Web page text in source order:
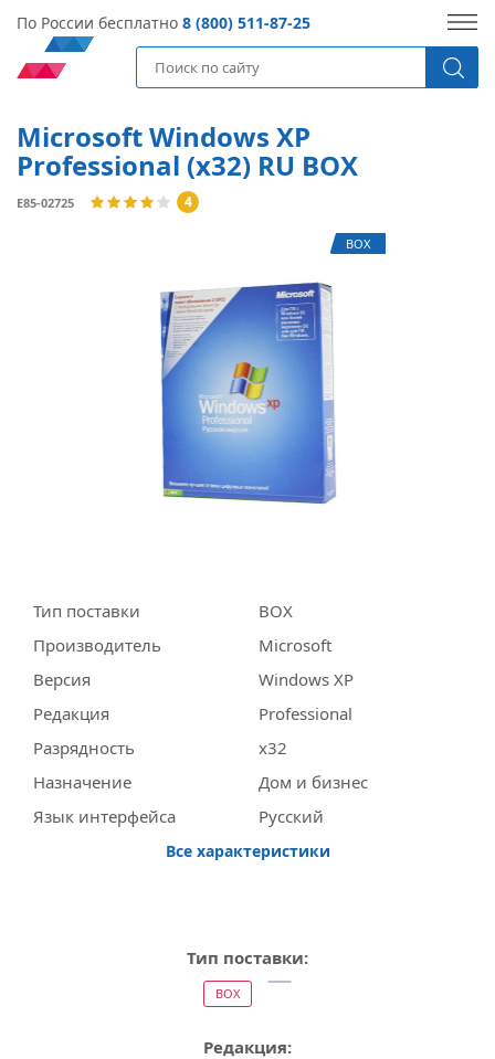
По России бесплатно 8 (800) 511-87-25
Microsoft Windows XP
Professional (x32) RU BOX
E85-02725 4
BOX
Тип поставки
BOX
Производитель
Miсrosoft
Версия
Windows XP
Редакция
Professional
Разрядность
x32
Назначение
Дом и бизнес
Язык интерфейса
Русский
Все характеристики
Тип поставки:
BOX
Редакция: